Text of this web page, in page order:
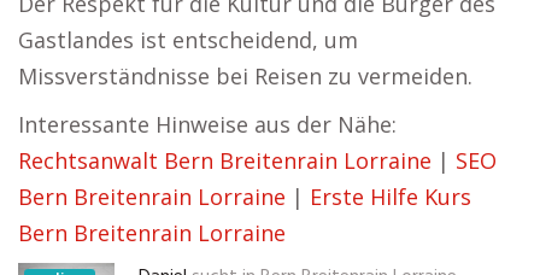
Gastlandes ist entscheidend, um
Missverständnisse bei Reisen zu vermeiden.
Interessante Hinweise aus der Nähe:
Rechtsanwalt Bern Breitenrain Lorraine | SEO
Bern Breitenrain Lorraine | Erste Hilfe Kurs
Bern Breitenrain Lorraine